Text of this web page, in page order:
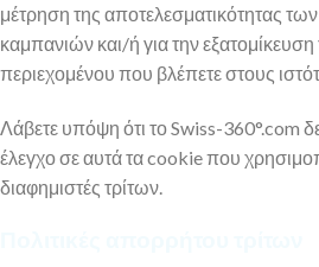
μέτρηση της αποτελεσματικότητας
καμπανιών και/ή για την εξατομίκευση
περιεχομένου που βλέπετε στους
Λάβετε υπόψη ότι το Swiss-360°.com
έλεγχο σε αυτά τα cookie που
διαφημιστές τρίτων.